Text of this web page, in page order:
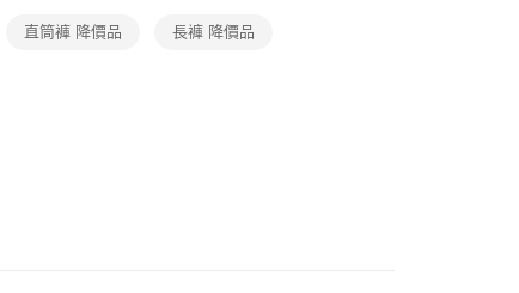
務之必要範圍內提供個人資料，並將交易相關給付款項請
直筒褲 降價品 長褲 降價品